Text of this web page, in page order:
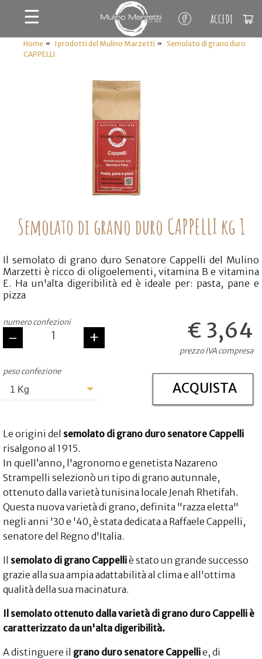
☰ ACCEDI
Home » I prodotti del Mulino Marzetti » Semolato di grano duro
CAPPELLI
Semolato di grano duro CAPPELLI kg 1
Il semolato di grano duro Senatore Cappelli del Mulino
Marzetti è ricco di oligoelementi, vitamina B e vitamina
E. Ha un'alta digeribilità ed è ideale per: pasta, pane e
pizza
numero confezioni
- +
peso confezione
1 Kg
€ 3,64
prezzo IVA compresa
ACQUISTA
Le origini del semolato di grano duro senatore Cappelli
risalgono al 1915.
In quell’anno, l'agronomo e genetista Nazareno
Strampelli selezionò un tipo di grano autunnale,
ottenuto dalla varietà tunisina locale Jenah Rhetifah.
Questa nuova varietà di grano, definita "razza eletta"
negli anni '30 e '40, è stata dedicata a Raffaele Cappelli,
senatore del Regno d'Italia.
Il semolato di grano Cappelliè stato un grande successo
grazie alla sua ampia adattabilità al clima e all'ottima
qualità della sua macinatura.
Il semolato ottenuto dalla varietà di grano duro Cappelli è
caratterizzato da un'alta digeribilità.
A distinguere il grano duro senatore Cappellie, di
IL MIO CARRELLO
stai aggiungendo questo articolo:
ACQUISTA ORA